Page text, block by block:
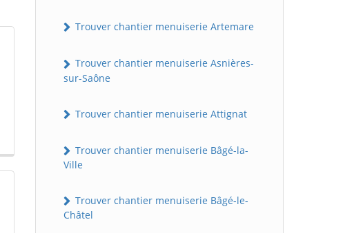
Trouver chantier menuiserie Artemare
Trouver chantier menuiserie Asnières-
sur-Saône
Trouver chantier menuiserie Attignat
Trouver chantier menuiserie Bâgé-la-
Ville
Trouver chantier menuiserie Bâgé-le-
Châtel